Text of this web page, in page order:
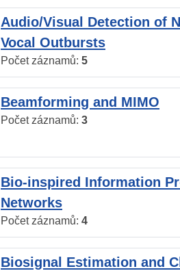
Audio/Visual Detection of
Vocal Outbursts
Počet záznamů: 5
Beamforming and MIMO
Počet záznamů: 3
Bio-inspired Information
Networks
Počet záznamů: 4
Biosignal Estimation and